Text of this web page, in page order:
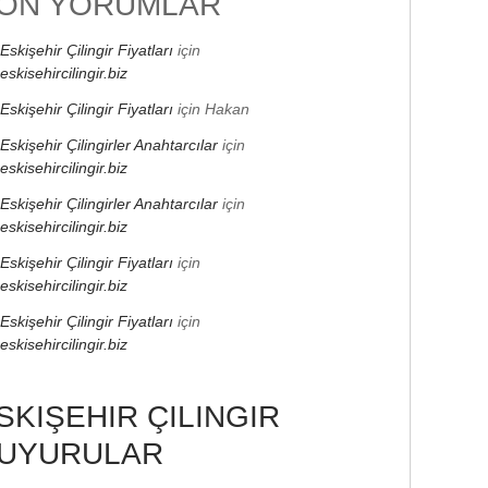
Eskişehir Çilingir Fiyatları için
eskisehircilingir.biz
Eskişehir Çilingir Fiyatları için Hakan
Eskişehir Çilingirler Anahtarcılar için
eskisehircilingir.biz
Eskişehir Çilingirler Anahtarcılar için
eskisehircilingir.biz
Eskişehir Çilingir Fiyatları için
eskisehircilingir.biz
Eskişehir Çilingir Fiyatları için
eskisehircilingir.biz
ÇILINGIR